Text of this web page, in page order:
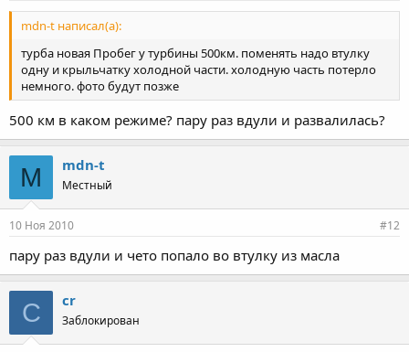
mdn-t написал(а):
турба новая Пробег у турбины 500км. поменять надо втулку
одну и крыльчатку холодной части. холодную часть потерло
немного. фото будут позже
500 км в каком режиме? пару раз вдули и развалилась?
M mdn-t
Местный
10 Ноя 2010 #12
пару раз вдули и чето попало во втулку из масла
C cr
Заблокирован